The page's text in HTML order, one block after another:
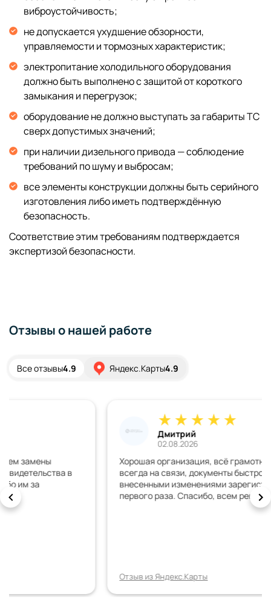
виброустойчивость;
не допускается ухудшение обзорности,
управляемости и тормозных характеристик;
электропитание холодильного оборудования
должно быть выполнено с защитой от короткого
замыкания и перегрузок;
оборудование не должно выступать за габариты ТС
сверх допустимых значений;
при наличии дизельного привода — соблюдение
требований по шуму и выбросам;
все элементы конструкции должны быть серийного
изготовления либо иметь подтверждённую
безопасность.
Соответствие этим требованиям подтверждается
экспертизой безопасности.
Отзывы о нашей работе
Все отзывы4.9 Яндекс.Карты4.9
Хорошая организация, всё грамотно обьяснили,
всегда на связи, документы быстро сделали, машину с
внесенными изменениями зарегистрировали с
первого раза. Спасибо, всем рекомендую!!!!!